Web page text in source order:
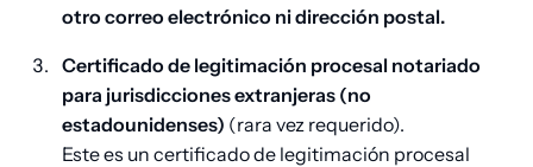
otro correo electrónico ni dirección postal.
Certificado de legitimación procesal notariado
para jurisdicciones extranjeras (no
estadounidenses) (rara vez requerido).
Este es un certificado de legitimación procesal